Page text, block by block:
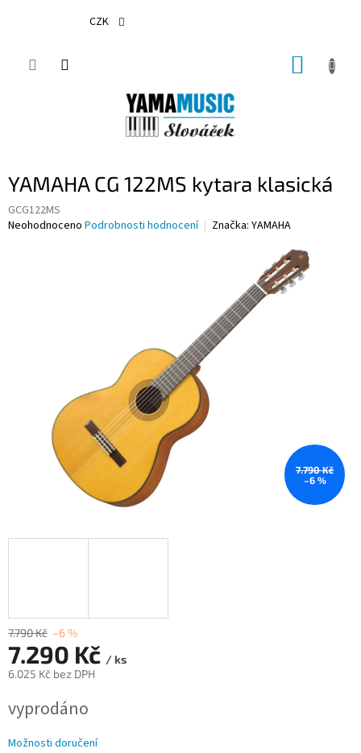
CZK
YAMAHA CG 122MS kytara klasická
GCG122MS
Průměrné
Neohodnoceno Podrobnosti hodnocení Značka: YAMAHA
7.790 Kč
–6 %
7.790 Kč –6 %
7.290 Kč / ks
6.025 Kč bez DPH
cena:
vyprodáno
Možnosti doručení